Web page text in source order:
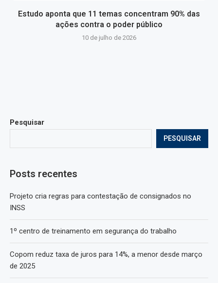
Estudo aponta que 11 temas concentram 90% das
ações contra o poder público
10 de julho de 2026
Pesquisar
PESQUISAR
Posts recentes
Projeto cria regras para contestação de consignados no
INSS
1º centro de treinamento em segurança do trabalho
Copom reduz taxa de juros para 14%, a menor desde março
de 2025